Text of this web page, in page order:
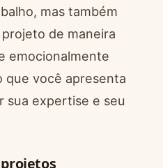
mas também
de maneira
emocionalmente
que você apresenta
sua expertise e seu